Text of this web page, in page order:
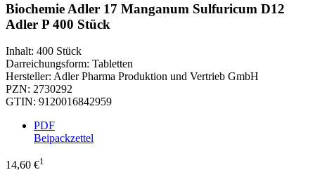
Biochemie Adler 17 Manganum Sulfuricum D12
Adler P 400 Stück
Inhalt: 400 Stück
Darreichungsform: Tabletten
Hersteller: Adler Pharma Produktion und Vertrieb GmbH
PZN: 2730292
GTIN: 9120016842959
PDF
Beipackzettel
14,60 €1